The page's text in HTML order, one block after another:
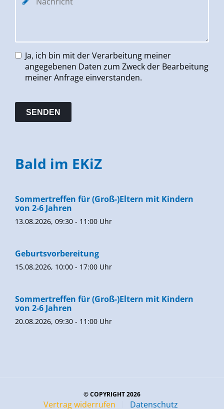
Ja, ich bin mit der Verarbeitung meiner
angegebenen Daten zum Zweck der Bearbeitung
meiner Anfrage einverstanden.
Bald im EKiZ
Sommertreffen für (Groß-)Eltern mit Kindern
von 2-6 Jahren
13.08.2026, 09:30 - 11:00 Uhr
Geburtsvorbereitung
15.08.2026, 10:00 - 17:00 Uhr
Sommertreffen für (Groß-)Eltern mit Kindern
von 2-6 Jahren
20.08.2026, 09:30 - 11:00 Uhr
© COPYRIGHT 2026
Vertrag widerrufen Datenschutz